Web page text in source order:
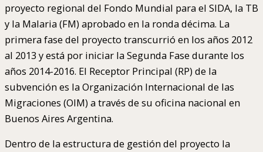
proyecto regional del Fondo Mundial para el SIDA, la TB
y la Malaria (FM) aprobado en la ronda décima. La
primera fase del proyecto transcurrió en los años 2012
al 2013 y está por iniciar la Segunda Fase durante los
años 2014-2016. El Receptor Principal (RP) de la
subvención es la Organización Internacional de las
Migraciones (OIM) a través de su oficina nacional en
Buenos Aires Argentina.
Dentro de la estructura de gestión del proyecto la